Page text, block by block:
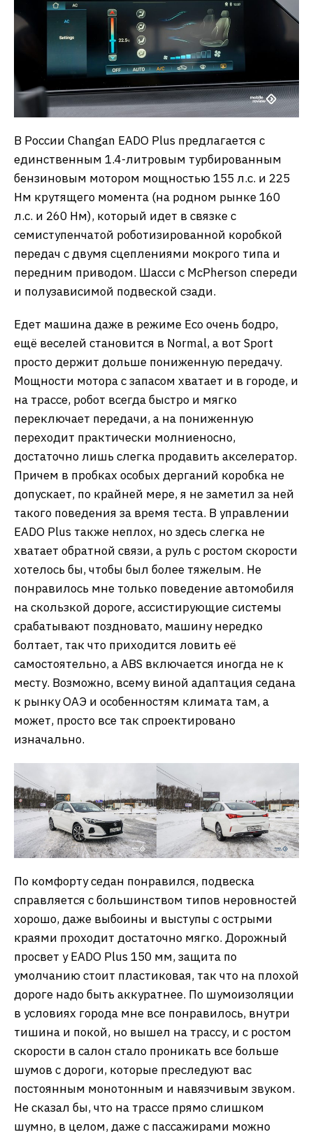
В России Changan EADO Plus предлагается с
единственным 1.4-литровым турбированным
бензиновым мотором мощностью 155 л.с. и 225
Нм крутящего момента (на родном рынке 160
л.с. и 260 Нм), который идет в связке с
семиступенчатой роботизированной коробкой
передач с двумя сцеплениями мокрого типа и
передним приводом. Шасси с McPherson спереди
и полузависимой подвеской сзади.
Едет машина даже в режиме Eco очень бодро,
ещё веселей становится в Normal, а вот Sport
просто держит дольше пониженную передачу.
Мощности мотора с запасом хватает и в городе, и
на трассе, робот всегда быстро и мягко
переключает передачи, а на пониженную
переходит практически молниеносно,
достаточно лишь слегка продавить акселератор.
Причем в пробках особых дерганий коробка не
допускает, по крайней мере, я не заметил за ней
такого поведения за время теста. В управлении
EADO Plus также неплох, но здесь слегка не
хватает обратной связи, а руль с ростом скорости
хотелось бы, чтобы был более тяжелым. Не
понравилось мне только поведение автомобиля
на скользкой дороге, ассистирующие системы
срабатывают поздновато, машину нередко
болтает, так что приходится ловить её
самостоятельно, а ABS включается иногда не к
месту. Возможно, всему виной адаптация седана
к рынку ОАЭ и особенностям климата там, а
может, просто все так спроектировано
изначально.
По комфорту седан понравился, подвеска
справляется с большинством типов неровностей
хорошо, даже выбоины и выступы с острыми
краями проходит достаточно мягко. Дорожный
просвет у EADO Plus 150 мм, защита по
умолчанию стоит пластиковая, так что на плохой
дороге надо быть аккуратнее. По шумоизоляции
в условиях города мне все понравилось, внутри
тишина и покой, но вышел на трассу, и с ростом
скорости в салон стало проникать все больше
шумов с дороги, которые преследуют вас
постоянным монотонным и навязчивым звуком.
Не сказал бы, что на трассе прямо слишком
шумно, в целом, даже с пассажирами можно